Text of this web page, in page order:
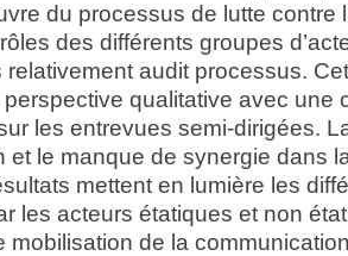
du processus de lutte contre
des différents groupes
relativement audit processus.
qualitative avec une
les entrevues semi-dirigées.
et le manque de synergie dans
mettent en lumière les
les acteurs étatiques et non
mobilisation de la